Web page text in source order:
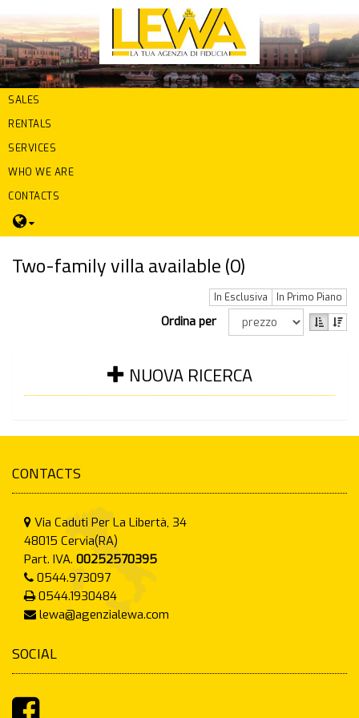
SALES
RENTALS
SERVICES
WHO WE ARE
CONTACTS
Two-family villa available (0)
In Esclusiva In Primo Piano
Ordina per
NUOVA RICERCA
CONTACTS
Via Caduti Per La Libertà, 34
48015 Cervia(RA)
Part. IVA. 00252570395
0544.973097
0544.1930484
lewa@agenzialewa.com
SOCIAL